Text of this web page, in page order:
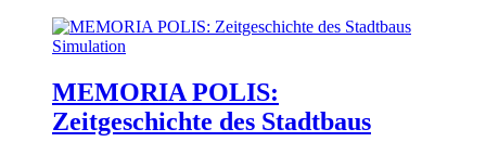
Simulation
MEMORIA POLIS:
Zeitgeschichte des Stadtbaus